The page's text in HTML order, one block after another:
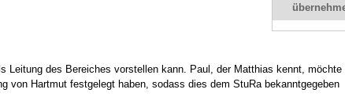
Leitung des Bereiches vorstellen kann. Paul, der Matthias kennt,
von Hartmut festgelegt haben, sodass dies dem StuRa bekanntgegeben